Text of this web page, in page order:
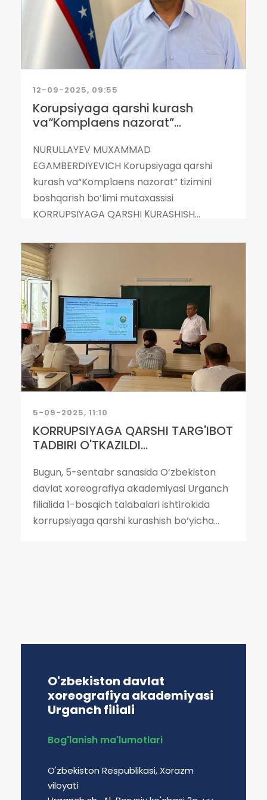
12-09-2025, 09:55
Korupsiyaga qarshi kurash
va“Komplaens nazorat”...
NURULLAYEV MUXAMMAD
EGAMBERDIYEVICH Korupsiyaga qarshi
kurash va“Komplaens nazorat” tizimini
boshqarish bo‘limi mutaxassisi
KORRUPSIYAGA QARSHI ҜURASHISH...
5-09-2025, 11:10
KORRUPSIYAGA QARSHI TARG'IBOT
TADBIRI O'TKAZILDI...
Bugun, 5-sentabr sanasida O‘zbekiston
davlat xoreografiya akademiyasi Urganch
filialida 1-bosqich talabalari ishtirokida
korrupsiyaga qarshi kurashish bo‘yicha...
O'zbekiston davlat
xoreografiya akademiyasi
Urganch filiali
Bog'lanish ma'lumotlari
O'zbekiston Respublikasi, Xorazm
viloyati